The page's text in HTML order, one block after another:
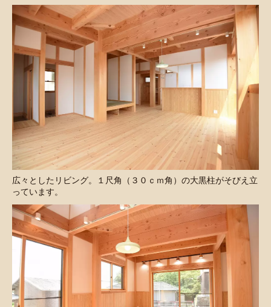
広々としたリビング。１尺角（３０ｃｍ角）の大黒柱がそびえ立
っています。